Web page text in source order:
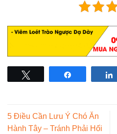
5 Điều Cần Lưu Ý Chó Ăn
Hành Tây – Tránh Phải Hối